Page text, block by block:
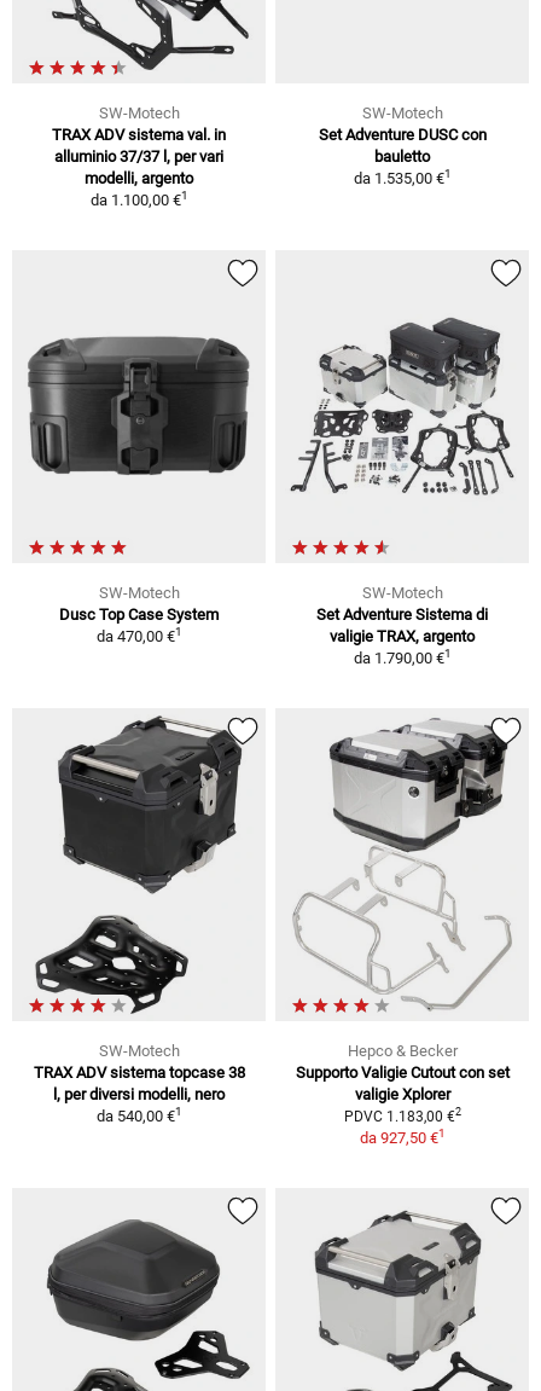
SW-Motech
TRAX ADV sistema val. in
alluminio 37/37 l, per vari
modelli, argento
da 1.100,00 €1
SW-Motech
Set Adventure DUSC con
bauletto
da 1.535,00 €1
SW-Motech
Dusc Top Case System
da 470,00 €1
SW-Motech
Set Adventure Sistema di
valigie TRAX, argento
da 1.790,00 €1
SW-Motech
TRAX ADV sistema topcase 38
l, per diversi modelli, nero
da 540,00 €1
Hepco & Becker
Supporto Valigie Cutout con set
valigie Xplorer
PDVC 1.183,00 €2
da 927,50 €1